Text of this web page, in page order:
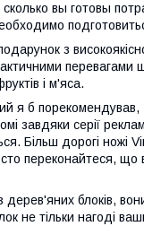
вы готовы
з
і м'яса.
я б порекомендував,
завдяки серії
Більш дорогі ножі
переконайтеся, що
дерев'яних блоків,
не тільки нагоді